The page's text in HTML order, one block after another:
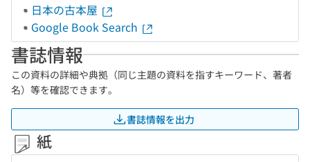
日本の古本屋
Google Book Search
書誌情報
この資料の詳細や典拠（同じ主題の資料を指すキーワード、著者
名）等を確認できます。
書誌情報を出力
紙